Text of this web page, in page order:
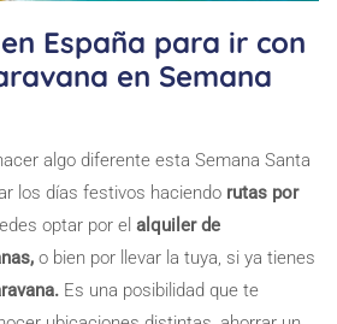
España para ir con
en Semana
algo diferente esta Semana Santa
los días festivos haciendo rutas por
optar por el alquiler de
o bien por llevar la tuya, si ya tienes
Es una posibilidad que te